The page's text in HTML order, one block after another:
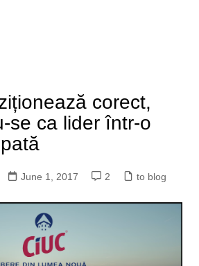
corect,
se ca lider într-o
June 1, 2017 2 to blog